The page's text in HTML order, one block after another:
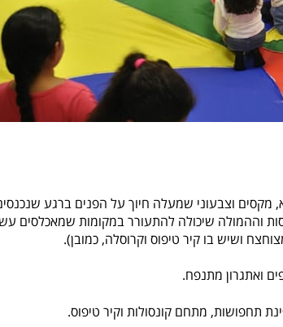
מקסים וצבעוני שמעלה חיוך על הפנים ברגע
וההמולה שיכולה להתעורר במקומות שמאכלסים
ושיש בו קיר טיפוס וקרוסלה, כמובן).
ואתגרון מתנפח.
תחפושות, מתחם קונסולות וקיר טיפוס.